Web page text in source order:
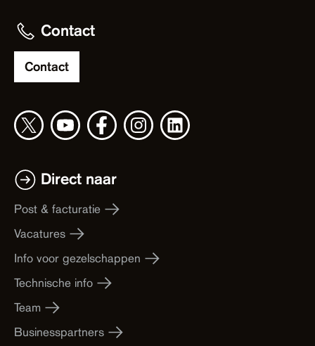
Contact
Contact
Direct naar
Post & facturatie
Vacatures
Info voor gezelschappen
Technische info
Team
Businesspartners